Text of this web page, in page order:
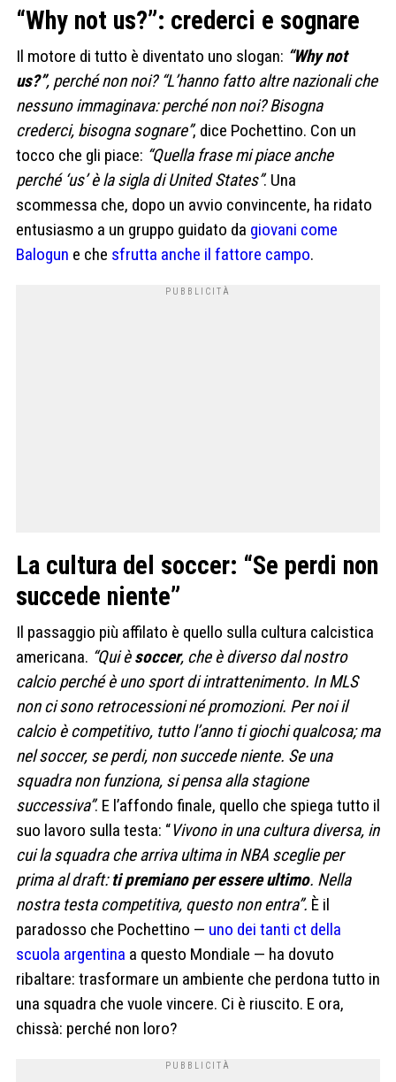
“Why not us?”: crederci e sognare
Il motore di tutto è diventato uno slogan: “Why not
us?”, perché non noi? “L’hanno fatto altre nazionali che
nessuno immaginava: perché non noi? Bisogna
crederci, bisogna sognare”, dice Pochettino. Con un
tocco che gli piace: “Quella frase mi piace anche
perché ‘us’ è la sigla di United States”. Una
scommessa che, dopo un avvio convincente, ha ridato
entusiasmo a un gruppo guidato da giovani come
Balogun e che sfrutta anche il fattore campo.
La cultura del soccer: “Se perdi non
succede niente”
Il passaggio più affilato è quello sulla cultura calcistica
americana. “Qui èsoccer, che è diverso dal nostro
calcio perché è uno sport di intrattenimento. In MLS
non ci sono retrocessioni né promozioni. Per noi il
calcio è competitivo, tutto l’anno ti giochi qualcosa; ma
nel soccer, se perdi, non succede niente. Se una
squadra non funziona, si pensa alla stagione
successiva”. E l’affondo finale, quello che spiega tutto il
suo lavoro sulla testa: “Vivono in una cultura diversa, in
cui la squadra che arriva ultima in NBA sceglie per
prima al draft:ti premiano per essere ultimo. Nella
nostra testa competitiva, questo non entra”. È il
paradosso che Pochettino — uno dei tanti ct della
scuola argentina a questo Mondiale — ha dovuto
ribaltare: trasformare un ambiente che perdona tutto in
una squadra che vuole vincere. Ci è riuscito. E ora,
chissà: perché non loro?